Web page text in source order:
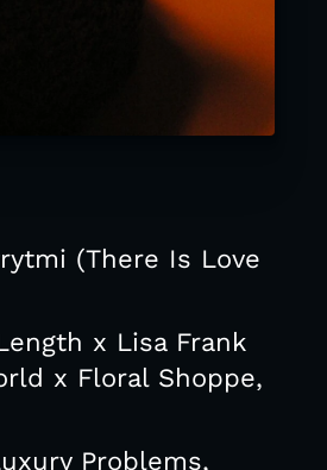
(There Is Love
x Lisa Frank
x Floral Shoppe,
Problems,